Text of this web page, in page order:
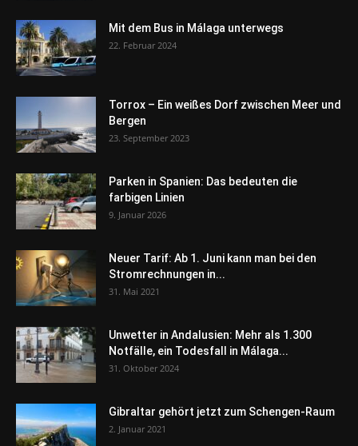
Mit dem Bus in Málaga unterwegs
22. Februar 2024
Torrox – Ein weißes Dorf zwischen Meer und
Bergen
23. September 2023
Parken in Spanien: Das bedeuten die
farbigen Linien
9. Januar 2026
Neuer Tarif: Ab 1. Juni kann man bei den
Stromrechnungen in...
31. Mai 2021
Unwetter in Andalusien: Mehr als 1.300
Notfälle, ein Todesfall in Málaga...
31. Oktober 2024
Gibraltar gehört jetzt zum Schengen-Raum
2. Januar 2021